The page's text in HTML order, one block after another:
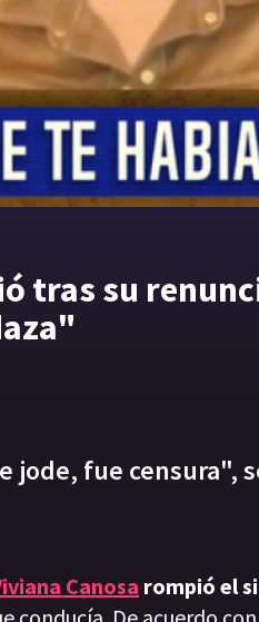
tras su
jode, fue censura",
Canosa rompió el